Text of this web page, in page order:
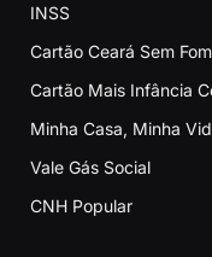
INSS
Cartão Ceará Sem
Cartão Mais Infância
Minha Casa, Minha
Vale Gás Social
CNH Popular